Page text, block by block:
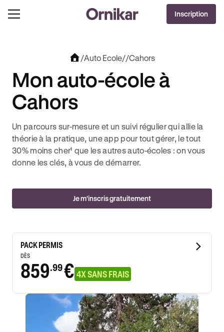
OFFRE EXCLUSIVE
OFFERTS AVEC REVOLUT + 3 MOIS DEEZER PREMIUM OFFERTS* !J'EN PROFITE !
Inscription
/Auto Ecole//Cahors
Mon auto-école à
Cahors
Un parcours sur-mesure et un suivi régulier qui allie la
théorie à la pratique, une app pour tout gérer, le tout
30% moins cher¹ que les autres auto-écoles : on vous
donne les clés, à vous de démarrer.
Je m'inscris gratuitement
PACK PERMIS
DÈS
859.99€ 4X SANS FRAIS